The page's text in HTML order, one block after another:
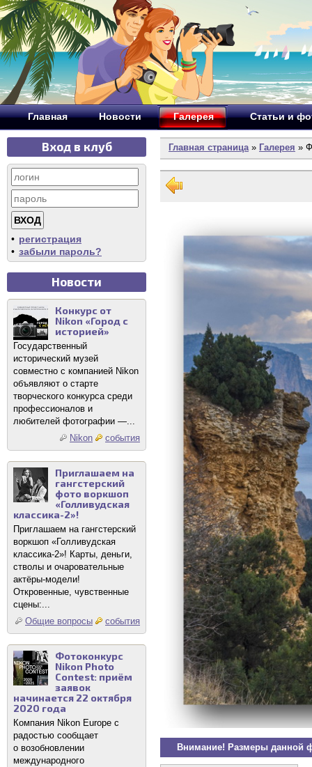
Главная Новости Галерея Статьи и
Вход в клуб
• регистрация
• забыли пароль?
Новости
Конкурс от
Nikon «Город с
историей»
Государственный
исторический музей
совместно с компанией Nikon
объявляют о старте
творческого конкурса среди
профессионалов и
любителей фотографии —...
Nikon
события
Приглашаем на
гангстерский
фото воркшоп
«Голливудская
классика-2»!
Приглашаем на гангстерский
воркшоп «Голливудская
классика-2»! Карты, деньги,
стволы и очаровательные
актёры-модели!
Откровенные, чувственные
сцены:...
Общие вопросы
события
Фотоконкурс
Nikon Photo
Contest: приём
заявок
начинается 22 октября
2020 года
Компания Nikon Europe с
радостью сообщает
о возобновлении
международного
Главная страница» Галерея »
Внимание! Размеры данной